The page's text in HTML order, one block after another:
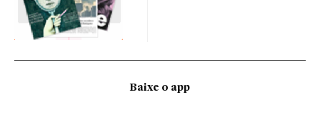
Baixe o app